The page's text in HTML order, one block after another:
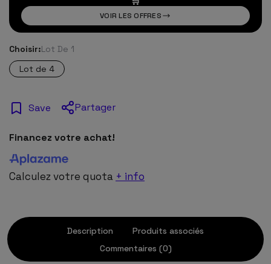
VOIR LES OFFRES
Choisir:Lot De 1
Lot de 4
Save Partager
Financez votre achat!
Calculez votre quota + info
Description
Produits associés
Commentaires (0)